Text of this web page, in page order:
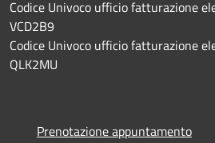
Codice Univoco ufficio fatturazione
VCD2B9
Codice Univoco ufficio fatturazione
QLK2MU
Prenotazione appuntamento